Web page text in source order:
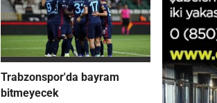
Trabzonspor'da bayram
bitmeyecek